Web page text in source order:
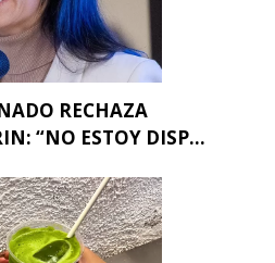
RECHAZA
“NO ESTOY DISP...